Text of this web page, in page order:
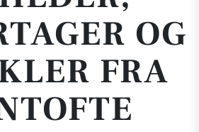
OG
FRA